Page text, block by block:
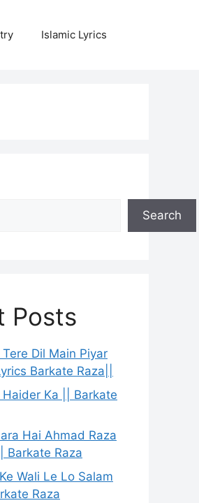
Islamic Lyrics
Search
Posts
Dil Main Piyar
Barkate Raza||
Ka || Barkate
Hai Ahmad Raza
Barkate Raza
Wali Le Lo Salam
Raza